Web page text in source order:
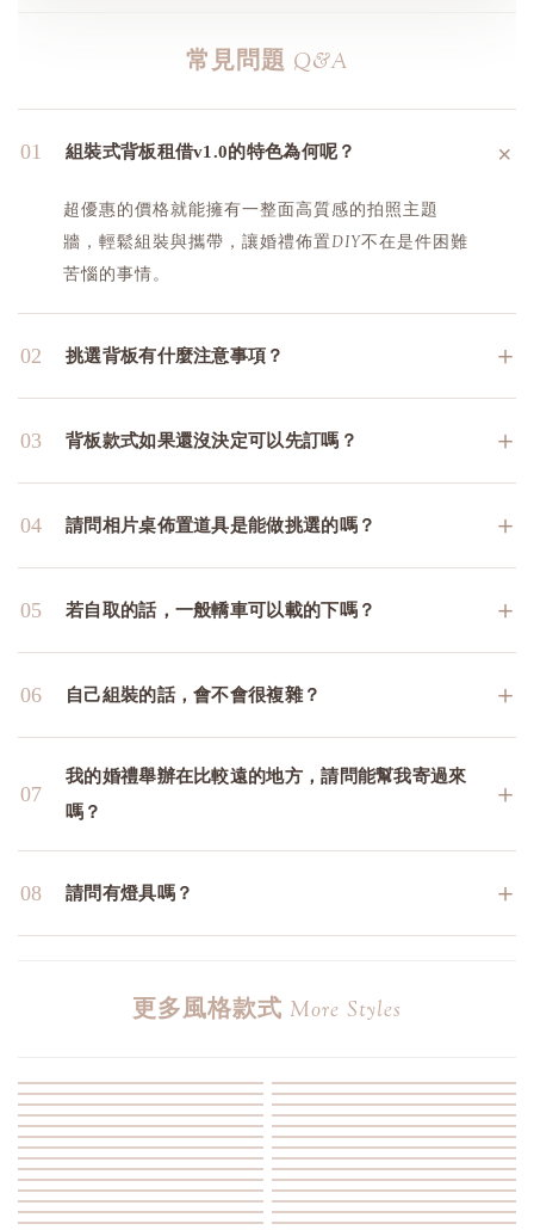
常見問題 Q&A
01 組裝式背板租借v1.0的特色為何呢？ ＋
超優惠的價格就能擁有一整面高質感的拍照主題
牆，輕鬆組裝與攜帶，讓婚禮佈置DIY不在是件困難
苦惱的事情。
02 挑選背板有什麼注意事項？ ＋
03 背板款式如果還沒決定可以先訂嗎？ ＋
04 請問相片桌佈置道具是能做挑選的嗎？ ＋
05 若自取的話，一般轎車可以載的下嗎？ ＋
06 自己組裝的話，會不會很複雜？ ＋
07
我的婚禮舉辦在比較遠的地方，請問能幫我寄過來
嗎？
＋
08 請問有燈具嗎？ ＋
更多風格款式 More Styles
童話故事 奢華黑金
復古藍金 經典中式
美式紙花 中東宮廷
玫瑰鄉村 粉色馬卡龍